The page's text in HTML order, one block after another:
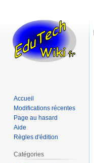
Accueil
Modifications récentes
Page au hasard
Aide
Règles d'édition
Catégories